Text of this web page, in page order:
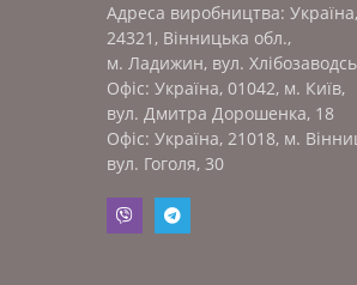
Адреса виробництва: Україна,
24321, Вінницька обл.,
м. Ладижин, вул.
Офіс: Україна, 01042, м. Київ,
вул. Дмитра Дорошенка, 18
Офіс: Україна, 21018, м.
вул. Гоголя, 30